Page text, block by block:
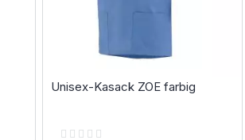
Unisex-Kasack ZOE farbig
Rating: